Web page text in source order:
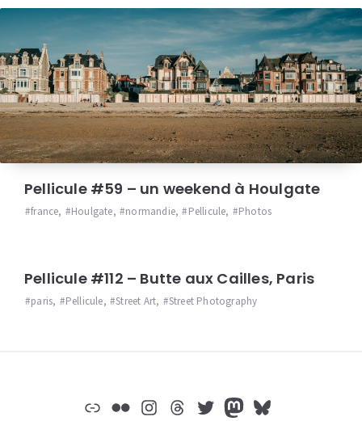
Pellicule #59 – un weekend à Houlgate
france, Houlgate, normandie, Pellicule, Photos
Pellicule #112 – Butte aux Cailles, Paris
paris, Pellicule, Street Art, Street Photography
LienFlickrInstagram
Threads
Twitter
Mastodon
Bluesky